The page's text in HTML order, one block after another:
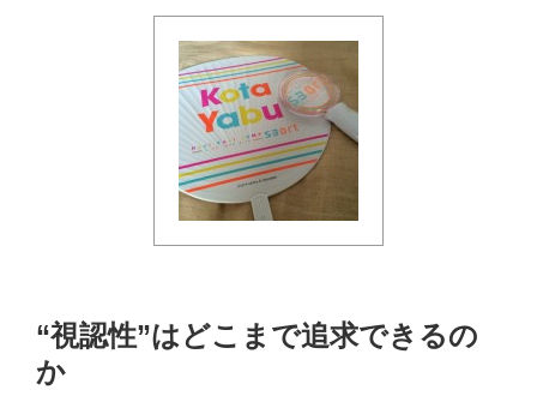
“視認性”はどこまで追求できるの
か